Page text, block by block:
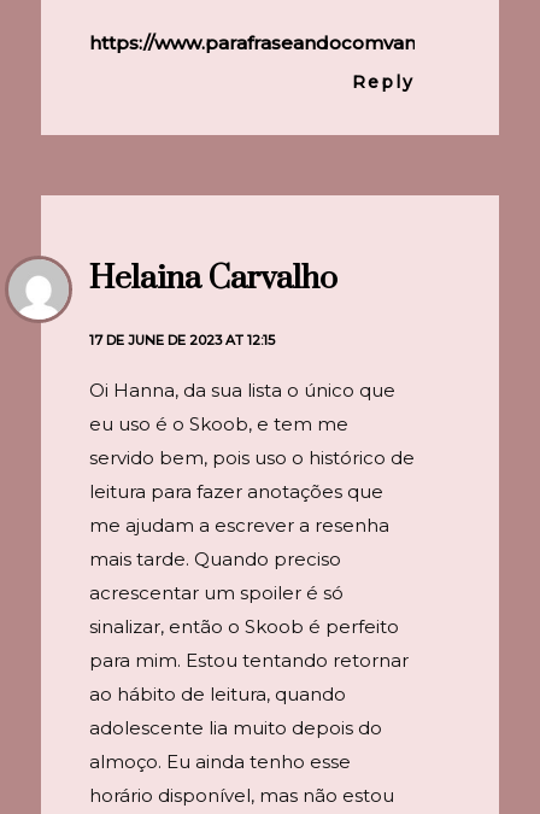
https://www.parafraseandocomvanessa.com.br/
Reply
Helaina Carvalho
17 DE JUNE DE 2023 AT 12:15
Oi Hanna, da sua lista o único que
eu uso é o Skoob, e tem me
servido bem, pois uso o histórico de
leitura para fazer anotações que
me ajudam a escrever a resenha
mais tarde. Quando preciso
acrescentar um spoiler é só
sinalizar, então o Skoob é perfeito
para mim. Estou tentando retornar
ao hábito de leitura, quando
adolescente lia muito depois do
almoço. Eu ainda tenho esse
horário disponível, mas não estou